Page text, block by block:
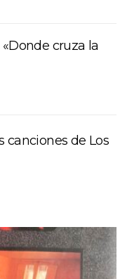
cruza la
canciones de Los